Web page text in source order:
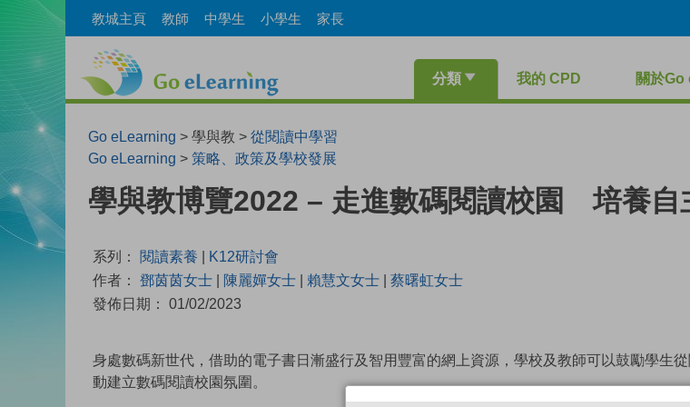
教城主頁 教師 中學生 小學生 家長
分類 我的 CPD 關於
Go eLearning > 學與教 > 從閱讀中學習
Go eLearning > 策略、政策及學校發展
學與教博覽2022 – 走進數碼閱讀校園 培養自
系列： 閱讀素養
K12研討會
作者： 鄧茵茵女士 陳麗嬋女士 賴慧文女士
蔡曙虹女士
發佈日期： 01/02/2023
身處數碼新世代，借助的電子書日漸盛行及智用豐富的網上資源，學校及教師可以鼓勵學生
動建立數碼閱讀校園氛圍。